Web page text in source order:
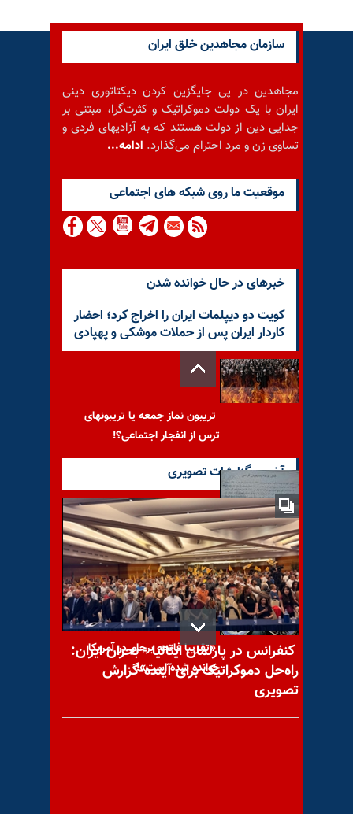
سازمان مجاهدین خلق ایران
مجاهدین در پی جایگزین کردن دیکتاتوری دینی
ایران با یک دولت دموکراتیک و کثرت‌گرا، مبتنی بر
جدایی دین از دولت هستند که به آزادیهای فردی و
تساوی زن و مرد احترام می‌گذارد. ادامه...
موقعيت ما روى شبكه هاى اجتماعى
خبرهای در حال خوانده شدن
کویت دو دیپلمات ایران را اخراج کرد؛ احضار
کاردار ایران پس از حملات موشکی و پهپادی
تریبون نماز جمعه یا تریبونهای
ترس از انفجار اجتماعی؟!
شیروان؛ آموزش سرکوب به
بسیجیهای مزدور
«تقریبا فاتحه برجام در آمریکا
خوانده شده است»!
آخرین گزارشات تصویری
کنفرانس در پارلمان ایتالیا - بحران ایران:
راه‌حل دموکراتیک برای آینده-گزارش
تصویری